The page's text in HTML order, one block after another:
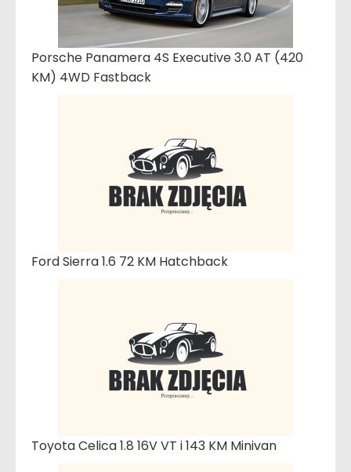
Porsche Panamera 4S Executive 3.0 AT (420
KM) 4WD Fastback
Ford Sierra 1.6 72 KM Hatchback
Toyota Celica 1.8 16V VT i 143 KM Minivan